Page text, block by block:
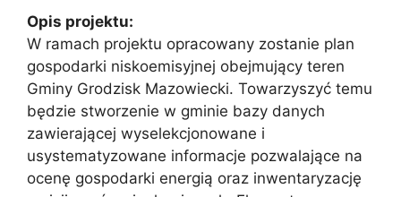
Opis projektu:
W ramach projektu opracowany zostanie plan
gospodarki niskoemisyjnej obejmujący teren
Gminy Grodzisk Mazowiecki. Towarzyszyć temu
będzie stworzenie w gminie bazy danych
zawierającej wyselekcjonowane i
usystematyzowane informacje pozwalające na
ocenę gospodarki energią oraz inwentaryzację